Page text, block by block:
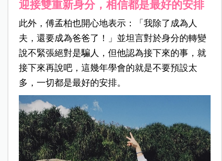
迎接雙重新身分，相信都是最好的安排
此外，傅孟柏也開心地表示：「我除了成為人
夫，還要成為爸爸了！」並坦言對於身分的轉變
說不緊張絕對是騙人，但他認為接下來的事，就
接下來再說吧，這幾年學會的就是不要預設太
多，一切都是最好的安排。